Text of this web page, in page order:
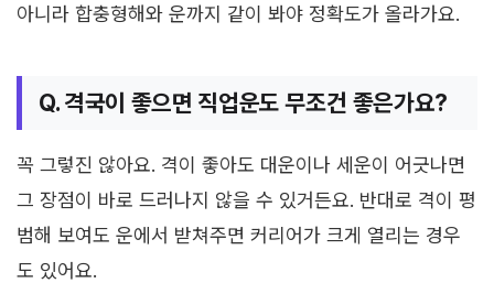
아니라 합충형해와 운까지 같이 봐야 정확도가 올라가요.
Q. 격국이 좋으면 직업운도 무조건 좋은가요?
꼭 그렇진 않아요. 격이 좋아도 대운이나 세운이 어긋나면
그 장점이 바로 드러나지 않을 수 있거든요. 반대로 격이 평
범해 보여도 운에서 받쳐주면 커리어가 크게 열리는 경우
도 있어요.